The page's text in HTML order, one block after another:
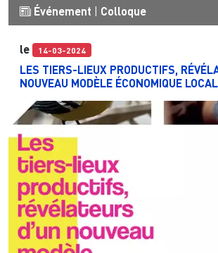
Événement | Colloque
le 14-03-2024
LES TIERS-LIEUX PRODUCTIFS,
NOUVEAU MODÈLE ÉCONOMIQUE